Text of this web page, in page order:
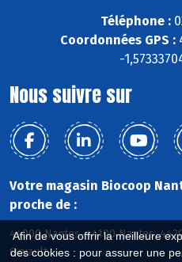
Afin de vous offrir la meilleure
des cookies : pour assurer une
Téléphone :
Coordonnées GPS :
-
Nous suivre sur
Votre magasin Biocoop
proche de :
44000 Nantes, 44100 Nantes,
Orvault